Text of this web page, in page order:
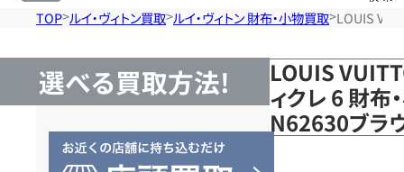
TOP ルイ・ヴィトン買取 ルイ・ヴィトン 財布・小物買取 LOUIS
選べる買取方法!
LOUIS
ィクレ 6 財布
N62630ブラ